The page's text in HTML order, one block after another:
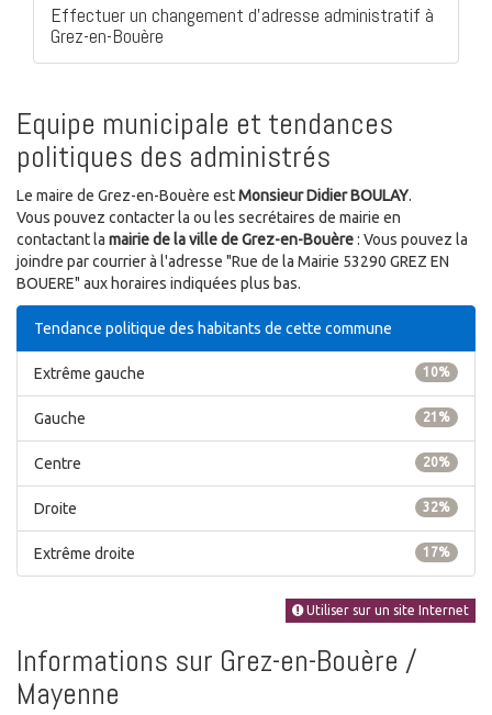
Effectuer un changement d'adresse administratif à
Grez-en-Bouère
Equipe municipale et tendances
politiques des administrés
Le maire de Grez-en-Bouère estMonsieur Didier BOULAY.
Vous pouvez contacter la ou les secrétaires de mairie en
contactant la mairie de la ville de Grez-en-Bouère: Vous pouvez la
joindre par courrier à l'adresse "Rue de la Mairie 53290 GREZ EN
BOUERE" aux horaires indiquées plus bas.
Tendance politique des habitants de cette commune
10%
Extrême gauche
21%
Gauche
20%
Centre
32%
Droite
17%
Extrême droite
Utiliser sur un site Internet
Informations sur Grez-en-Bouère /
Mayenne